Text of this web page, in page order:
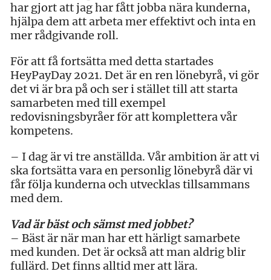
har gjort att jag har fått jobba nära kunderna,
hjälpa dem att arbeta mer effektivt och inta en
mer rådgivande roll.
För att få fortsätta med detta startades
HeyPayDay 2021. Det är en ren lönebyrå, vi gör
det vi är bra på och ser i stället till att starta
samarbeten med till exempel
redovisningsbyråer för att komplettera vår
kompetens.
– I dag är vi tre anställda. Vår ambition är att vi
ska fortsätta vara en personlig lönebyrå där vi
får följa kunderna och utvecklas tillsammans
med dem.
Vad är bäst och sämst med jobbet?
– Bäst är när man har ett härligt samarbete
med kunden. Det är också att man aldrig blir
fullärd. Det finns alltid mer att lära.